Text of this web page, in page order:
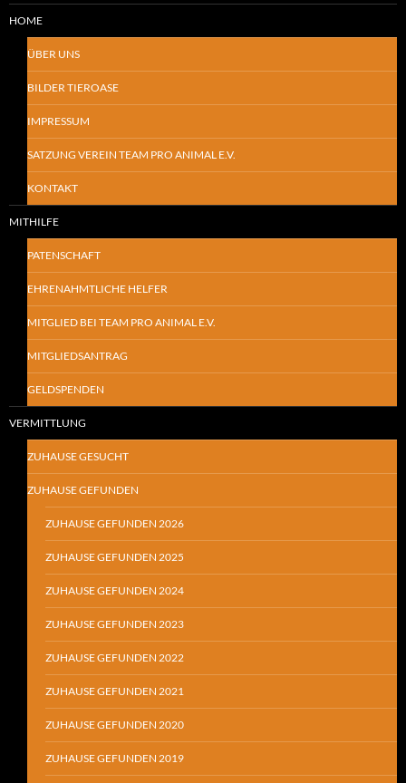
HOME
ÜBER UNS
BILDER TIEROASE
IMPRESSUM
SATZUNG VEREIN TEAM PRO ANIMAL E.V.
KONTAKT
MITHILFE
PATENSCHAFT
EHRENAHMTLICHE HELFER
MITGLIED BEI TEAM PRO ANIMAL E.V.
MITGLIEDSANTRAG
GELDSPENDEN
VERMITTLUNG
ZUHAUSE GESUCHT
ZUHAUSE GEFUNDEN
ZUHAUSE GEFUNDEN 2026
ZUHAUSE GEFUNDEN 2025
ZUHAUSE GEFUNDEN 2024
ZUHAUSE GEFUNDEN 2023
ZUHAUSE GEFUNDEN 2022
ZUHAUSE GEFUNDEN 2021
ZUHAUSE GEFUNDEN 2020
ZUHAUSE GEFUNDEN 2019